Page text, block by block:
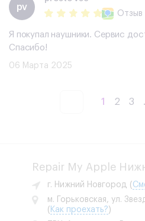
pv
Отзыв
Я покупал наушники. Сервис
Спасибо!
06 Марта 2025
1 2 3
Repair My Apple
г. Нижний Новгород (
м. Горьковская, ул.
( Как проехать? )